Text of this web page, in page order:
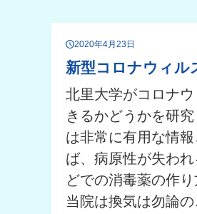
2020年4月23日
新型コロナウィル
北里大学がコロナ
きるかどうかを研
は非常に有用な情
ば、病原性が失わ
どでの消毒薬の作
当院は換気は勿論